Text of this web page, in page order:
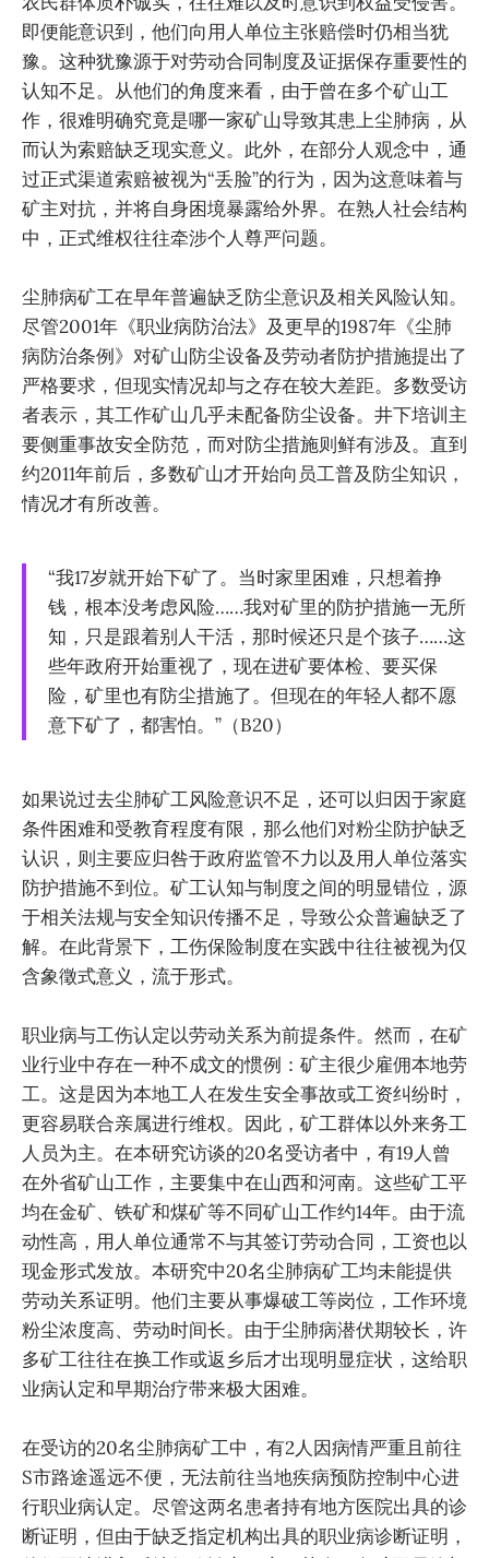
即便能意识到，他们向用人单位主张赔偿时仍相当犹
豫。这种犹豫源于对劳动合同制度及证据保存重要性的
认知不足。从他们的角度来看，由于曾在多个矿山工
作，很难明确究竟是哪一家矿山导致其患上尘肺病，从
而认为索赔缺乏现实意义。此外，在部分人观念中，通
过正式渠道索赔被视为“丢脸”的行为，因为这意味着与
矿主对抗，并将自身困境暴露给外界。在熟人社会结构
中，正式维权往往牵涉个人尊严问题。
尘肺病矿工在早年普遍缺乏防尘意识及相关风险认知。
尽管2001年《职业病防治法》及更早的1987年《尘肺
病防治条例》对矿山防尘设备及劳动者防护措施提出了
严格要求，但现实情况却与之存在较大差距。多数受访
者表示，其工作矿山几乎未配备防尘设备。井下培训主
要侧重事故安全防范，而对防尘措施则鲜有涉及。直到
约2011年前后，多数矿山才开始向员工普及防尘知识，
情况才有所改善。
“我17岁就开始下矿了。当时家里困难，只想着挣
钱，根本没考虑风险……我对矿里的防护措施一无所
知，只是跟着别人干活，那时候还只是个孩子……这
些年政府开始重视了，现在进矿要体检、要买保
险，矿里也有防尘措施了。但现在的年轻人都不愿
意下矿了，都害怕。”（B20）
如果说过去尘肺矿工风险意识不足，还可以归因于家庭
条件困难和受教育程度有限，那么他们对粉尘防护缺乏
认识，则主要应归咎于政府监管不力以及用人单位落实
防护措施不到位。矿工认知与制度之间的明显错位，源
于相关法规与安全知识传播不足，导致公众普遍缺乏了
解。在此背景下，工伤保险制度在实践中往往被视为仅
含象徵式意义，流于形式。
职业病与工伤认定以劳动关系为前提条件。然而，在矿
业行业中存在一种不成文的惯例：矿主很少雇佣本地劳
工。这是因为本地工人在发生安全事故或工资纠纷时，
更容易联合亲属进行维权。因此，矿工群体以外来务工
人员为主。在本研究访谈的20名受访者中，有19人曾
在外省矿山工作，主要集中在山西和河南。这些矿工平
均在金矿、铁矿和煤矿等不同矿山工作约14年。由于流
动性高，用人单位通常不与其签订劳动合同，工资也以
现金形式发放。本研究中20名尘肺病矿工均未能提供
劳动关系证明。他们主要从事爆破工等岗位，工作环境
粉尘浓度高、劳动时间长。由于尘肺病潜伏期较长，许
多矿工往往在换工作或返乡后才出现明显症状，这给职
业病认定和早期治疗带来极大困难。
在受访的20名尘肺病矿工中，有2人因病情严重且前往
S市路途遥远不便，无法前往当地疾病预防控制中心进
行职业病认定。尽管这两名患者持有地方医院出具的诊
断证明，但由于缺乏指定机构出具的职业病诊断证明，